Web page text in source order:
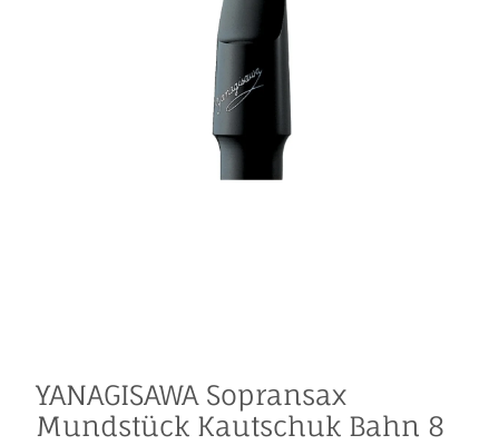
YANAGISAWA Sopransax
Mundstück Kautschuk Bahn 8